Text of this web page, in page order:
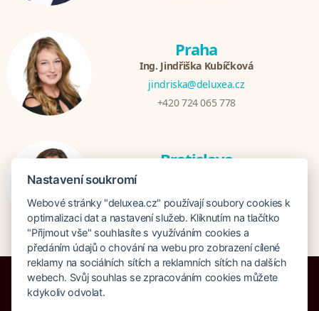
Praha
Ing. Jindřiška Kubíčková
jindriska@deluxea.cz
+420 724 065 778
Bratislava
+421 948 759 074
Nastavení soukromí
Webové stránky "deluxea.cz" používají soubory cookies k
optimalizaci dat a nastavení služeb. Kliknutím na tlačítko
"Přijmout vše" souhlasíte s využíváním cookies a
předáním údajů o chování na webu pro zobrazení cílené
reklamy na sociálních sítích a reklamních sítích na dalších
webech. Svůj souhlas se zpracováním cookies můžete
kdykoliv odvolat.